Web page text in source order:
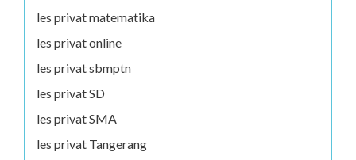
les privat matematika
les privat online
les privat sbmptn
les privat SD
les privat SMA
les privat Tangerang